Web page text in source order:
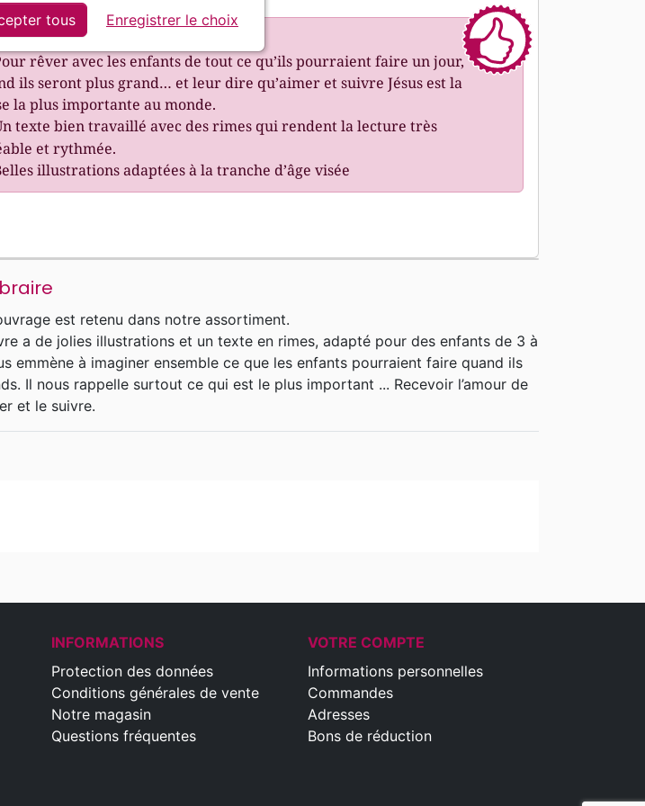
forts :
rêver avec les enfants de tout ce qu’ils pourraient faire un jour,
ils seront plus grand… et leur dire qu’aimer et suivre Jésus est la
la plus importante au monde.
texte bien travaillé avec des rimes qui rendent la lecture très
et rythmée.
illustrations adaptées à la tranche d’âge visée
est retenu dans notre assortiment.
a de jolies illustrations et un texte en rimes, adapté pour des enfants de 3 à
emmène à imaginer ensemble ce que les enfants pourraient faire quand ils
Il nous rappelle surtout ce qui est le plus important ... Recevoir l’amour de
et le suivre.
INFORMATIONS
Protection des données
Conditions générales de vente
Notre magasin
Questions fréquentes
VOTRE COMPTE
Informations personnelles
Commandes
Adresses
Bons de réduction
tous Enregistrer le choix